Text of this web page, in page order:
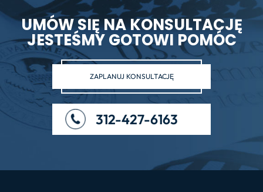
UMÓW SIĘ NA KONSULTACJĘ
JESTEŚMY GOTOWI POMÓC
ZAPLANUJ KONSULTACJĘ
312-427-6163